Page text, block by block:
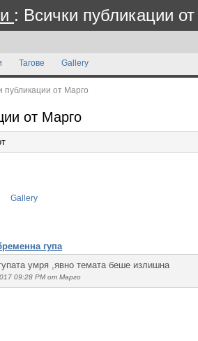
: Всички публикации
Тагове Gallery
публикации от Марго
от Марго
Gallery
гупа
умря ,явно темата беше излишна
09:28 PM от Марго